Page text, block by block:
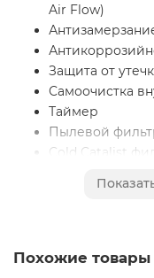
Air Flow)
Защита от
Самоочистка
Таймер
Пылевой
Cold Catalist
Три скорости
Гарантия 3 года
Похожие товары